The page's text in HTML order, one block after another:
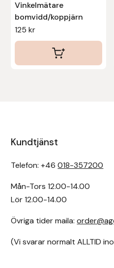
Vinkelmätare
bomvidd/koppjärn
125kr
Kundtjänst
Telefon: +46018-357200
Mån-Tors 12.00-14.00
Lör 12.00-14.00
Övriga tider maila:
(Vi svarar normalt ALLTID